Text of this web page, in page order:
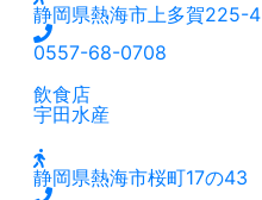
静岡県熱海市上多賀225-4
0557-68-0708
飲食店
宇田水産
静岡県熱海市桜町17の43